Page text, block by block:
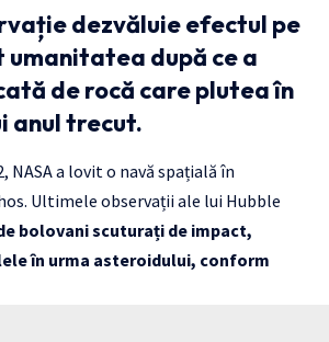
dezvăluie efectul pe
umanitatea după ce a
de rocă care plutea în
anul trecut.
NASA a lovit o navă spațială în
Ultimele observații ale lui Hubble
bolovani scuturați de impact,
în urma asteroidului, conform